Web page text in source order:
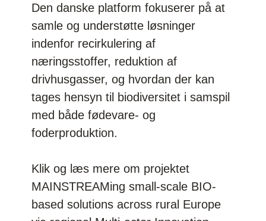
Den danske platform fokuserer på at
samle og understøtte løsninger
indenfor recirkulering af
næringsstoffer, reduktion af
drivhusgasser, og hvordan der kan
tages hensyn til biodiversitet i samspil
med både fødevare- og
foderproduktion.
Klik og læs mere om projektet
MAINSTREAMing small-scale BIO-
based solutions across rural Europe